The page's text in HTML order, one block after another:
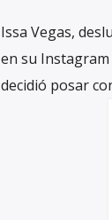
Issa Vegas,
en su
decidió posar